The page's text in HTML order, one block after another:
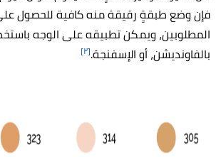
فإن وضع طبقةٍ رقيقة منه كافية للحصول على
المطلوبين، ويمكن تطبيقه على الوجه
بالفاونديشن، أو الإسفنجة.[٢]